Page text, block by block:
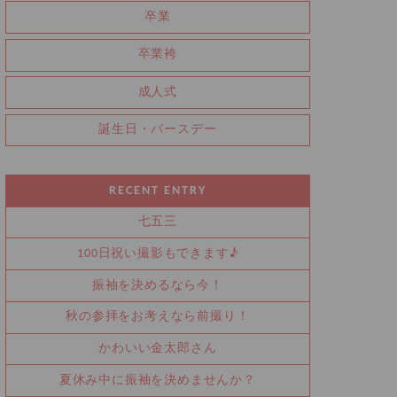
卒業
卒業袴
成人式
誕生日・バースデー
RECENT ENTRY
七五三
100日祝い撮影もできます♪
振袖を決めるなら今！
秋の参拝をお考えなら前撮り！
かわいい金太郎さん
夏休み中に振袖を決めませんか？